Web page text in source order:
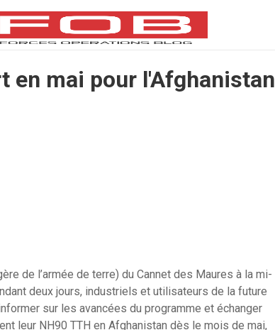
en mai pour l'Afghanistan
de l’armée de terre) du Cannet des Maures à la mi-
deux jours, industriels et utilisateurs de la future
sur les avancées du programme et échanger
leur NH90 TTH en Afghanistan dès le mois de mai,